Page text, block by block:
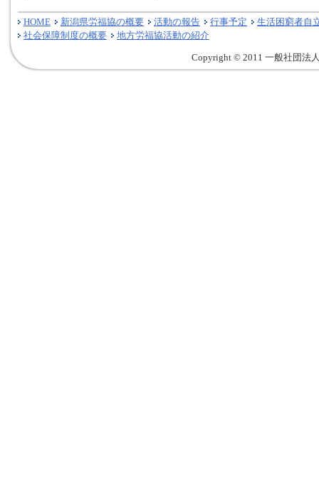
HOME 新潟県労福協の概要 活動の報告 行事予定
生活困窮者自
社会保障制度の概要
地方労福協活動の紹介
Copyright © 2011 一般社団法